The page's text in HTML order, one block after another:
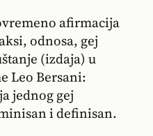
afirmacija
odnosa, gej
(izdaja) u
Leo Bersani:
jednog gej
i definisan.